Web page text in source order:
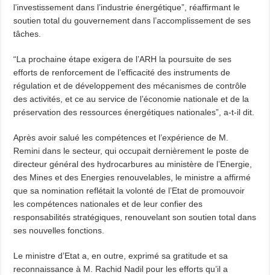
l’investissement dans l’industrie énergétique”, réaffirmant le
soutien total du gouvernement dans l’accomplissement de ses
tâches.
“La prochaine étape exigera de l’ARH la poursuite de ses
efforts de renforcement de l’efficacité des instruments de
régulation et de développement des mécanismes de contrôle
des activités, et ce au service de l’économie nationale et de la
préservation des ressources énergétiques nationales”, a-t-il dit.
Après avoir salué les compétences et l’expérience de M.
Remini dans le secteur, qui occupait dernièrement le poste de
directeur général des hydrocarbures au ministère de l’Energie,
des Mines et des Energies renouvelables, le ministre a affirmé
que sa nomination reflétait la volonté de l’Etat de promouvoir
les compétences nationales et de leur confier des
responsabilités stratégiques, renouvelant son soutien total dans
ses nouvelles fonctions.
Le ministre d’Etat a, en outre, exprimé sa gratitude et sa
reconnaissance à M. Rachid Nadil pour les efforts qu’il a